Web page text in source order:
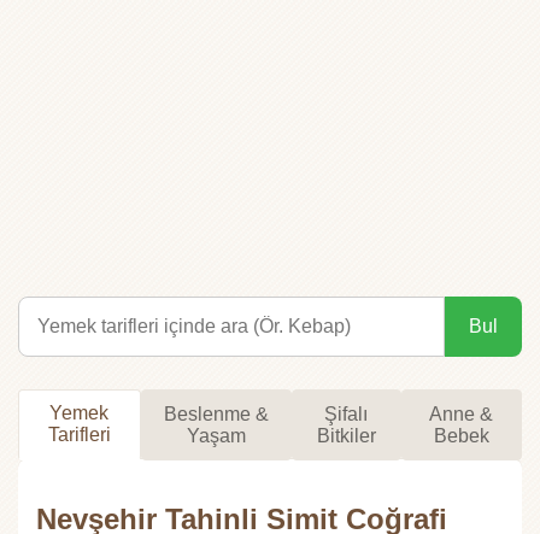
Bul
Yemek
Tarifleri
Beslenme &
Yaşam
Şifalı
Bitkiler
Anne &
Bebek
Nevşehir Tahinli Simit Coğrafi